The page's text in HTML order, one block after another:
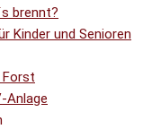
brennt?
Kinder und Senioren
Anlage